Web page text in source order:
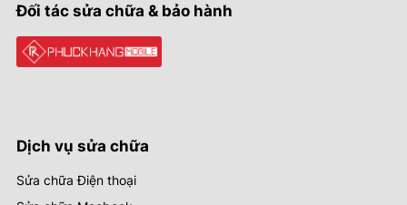
Đối tác sửa chữa & bảo hành
Dịch vụ sửa chữa
Sửa chữa Điện thoại